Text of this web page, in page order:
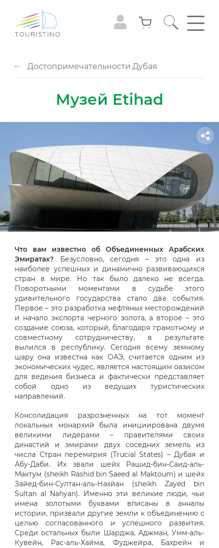
Достопримечательности Дубая
Музей Etihad
Что вам известно об Объединенных Арабских
Эмиратах? Безусловно, сегодня – это одна из
наиболее успешных и динамично развивающихся
стран в мире. Но так было далеко не всегда.
Поворотными моментами в судьбе этого
удивительного государства стало два события.
Первое – это разработка нефтяных месторождений
и начало экспорта черного золота, а второе – это
создание союза, который, благодаря грамотному и
совместному сотрудничеству, в результате
вылился в республику. Сегодня всему земному
шару она известна как ОАЭ, считается одним из
экономических чудес, является настоящим оазисом
для ведения бизнеса и фактически представляет
собой одно из ведущих туристических
направлений.
Консолидация разрозненных на тот момент
локальных монархий была инициирована двумя
великими лидерами – правителями своих
династий и эмирами двух соседних земель из
числа Стран перемирия (Trucial States) – Дубая и
Абу-Даби. Их звали шейх Рашид-бин-Саид-аль-
Мактум (sheikh Rashid bin Saeed al Maktoum) и шейх
Зайед-бин-Султан-аль-Нахйан (sheikh Zayed bin
Sultan al Nahyan). Именно эти великие люди, чьи
имена золотыми буквами вписаны в анналы
истории, призвали другие земли к объединению с
целью согласованного и успешного развития.
Среди остальных были Шарджа, Аджман, Умм-аль-
Кувейн, Рас-аль-Хайма, Фуджейра, Бахрейн и